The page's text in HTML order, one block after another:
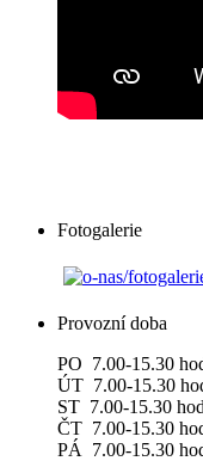
Fotogalerie
Provozní doba
PO 7.00-15.30
ÚT 7.00-15.30
ST 7.00-15.30
ČT 7.00-15.30
PÁ 7.00-15.30